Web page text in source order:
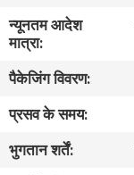
कारखाना
भ्रमण
गुणवत्ता
नियंत्रण
न्यूनतम आदेश
मात्रा:
पैकेजिंग विवरण:
प्रसव के समय:
भुगतान शर्तें: